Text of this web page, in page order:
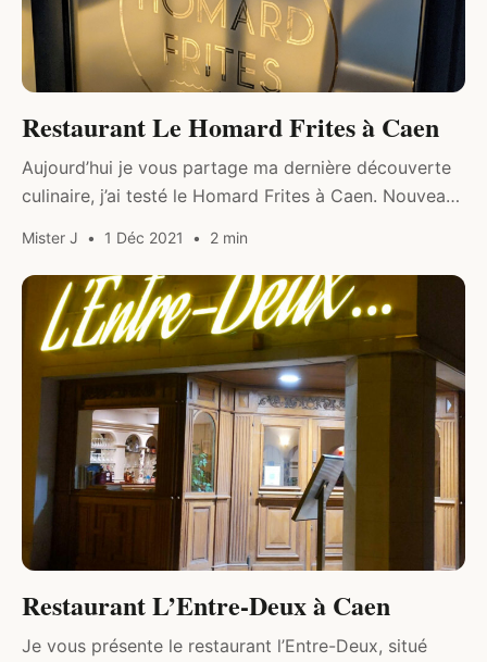
Restaurant Le Homard Frites à Caen
Aujourd’hui je vous partage ma dernière découverte
culinaire, j’ai testé le Homard Frites à Caen. Nouveau
Mister J 1 Déc 2021 2 min
DRINK & FOOD
Restaurant L’Entre-Deux à Caen
Je vous présente le restaurant l’Entre-Deux, situé